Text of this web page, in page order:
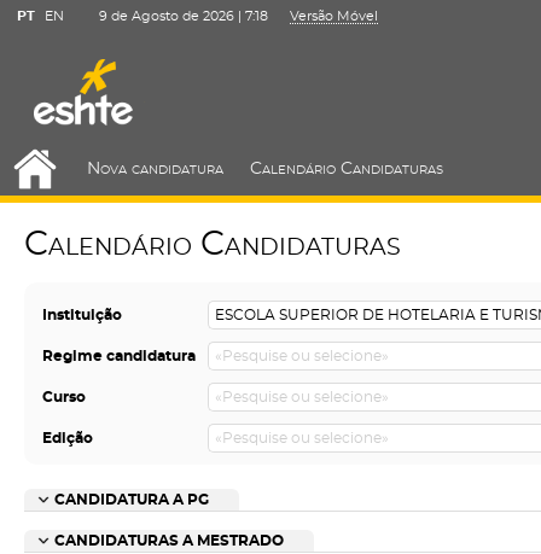
PT EN 9 de Agosto de 2026 | 7:18 Versão Móvel
Nova candidatura Calendário Candidaturas
Calendário Candidaturas
Instituição
Regime candidatura
Curso
Edição
CANDIDATURA A PG
CANDIDATURAS A MESTRADO